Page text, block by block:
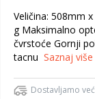
Veličina: 508mm
g Maksimalno
čvrstoće Gornji
tacnu Saznaj više
Dostavljamo